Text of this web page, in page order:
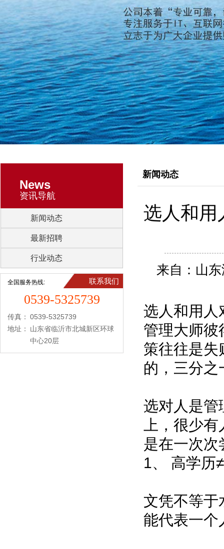
News
资讯导航
新闻动态
最新招聘
行业动态
全国服务热线: 联系我们
0539-5325739
传真： 0539-5325739
地址：
山东省临沂市北城新区环球
中心20层
新闻动态
选人和用
来自：山
选人和用人
管理大师彼
策往往是失
的，三分之
选对人是管
上，很少
是在一次次
1、 高学历
文凭不等于
能代表一个